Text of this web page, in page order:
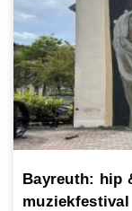
Bayreuth: hip
muziekfestival